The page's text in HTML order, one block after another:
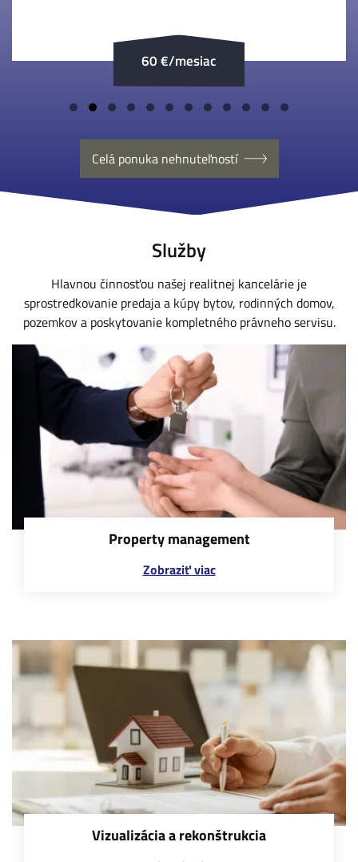
60 €/mesiac
Celá ponuka nehnuteľností
Služby
Hlavnou činnosťou našej realitnej kancelárie je
sprostredkovanie predaja a kúpy bytov, rodinných domov,
pozemkov a poskytovanie kompletného právneho servisu.
Property management
Zobraziť viac
Vizualizácia a rekonštrukcia